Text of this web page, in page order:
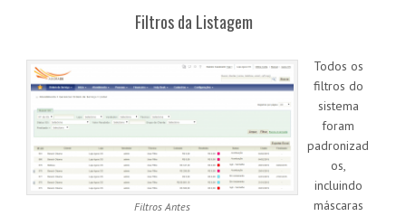
Filtros da Listagem
Filtros Antes
Todos os
filtros do
sistema
foram
padronizad
os,
incluindo
máscaras